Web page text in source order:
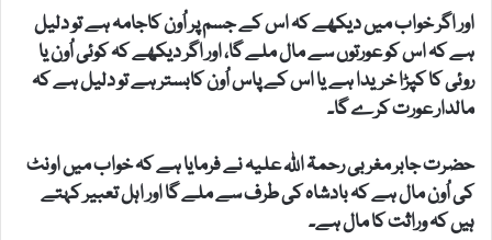
اور اگر خواب میں دیکھے کہ اس کے جسم پر اُون کاجامہ ہے تو دلیل
ہے کہ اس کو عورتوں سے مال ملے گا، اور اگر دیکھے کہ کوئی اُون یا
روئی کا کپڑا خریدا ہے یا اس کے پاس اُون کابستر ہے تو دلیل ہے کہ
مالدار عورت کرے گا۔
حضرت جابر مغربی رحمۃ اللہ علیہ نے فرمایا ہے کہ خواب میں اونٹ
کی اُون مال ہے کہ بادشاہ کی طرف سے ملے گا اور اہل تعبیر کہتے
ہیں کہ وراثت کا مال ہے۔